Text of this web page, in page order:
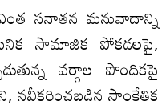
సనాతన మనువాదాన్ని
సామాజిక పోకడలపై,
వర్గాల పొందికపై
నవీకరించబడిన సాంకేతిక